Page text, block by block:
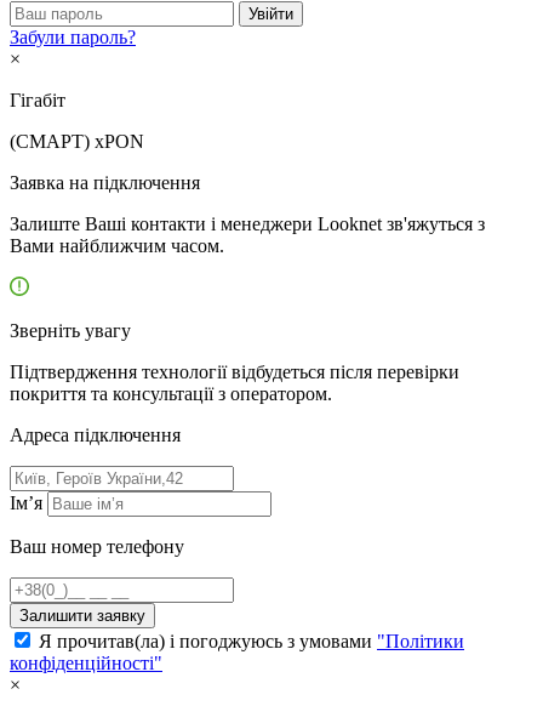
Увійти
Забули пароль?
×
Гігабіт
(СМАРТ) xPON
Заявка на підключення
Залиште Ваші контакти і менеджери Looknet зв'яжуться з
Вами найближчим часом.
Зверніть увагу
Підтвердження технології відбудеться після перевірки
покриття та консультації з оператором.
Адресa підключення
Ім’я
Ваш номер телефону
Залишити заявку
Я прочитав(ла) і погоджуюсь з умовами "Політики
конфіденційності"
×